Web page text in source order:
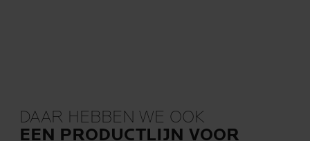
DAAR HEBBEN WE OOK
EEN PRODUCTLIJN VOOR